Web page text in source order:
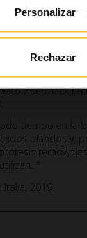
Personalizar
Rechazar
de
en
Zhermack
blandos y,
*
2019